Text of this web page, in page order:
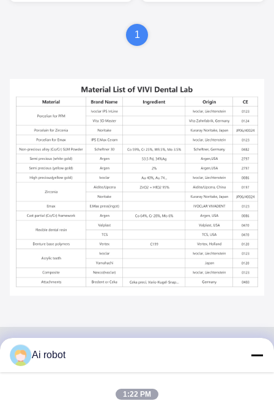
1
VIVI DENTAI
Ai robot
1:22 PM